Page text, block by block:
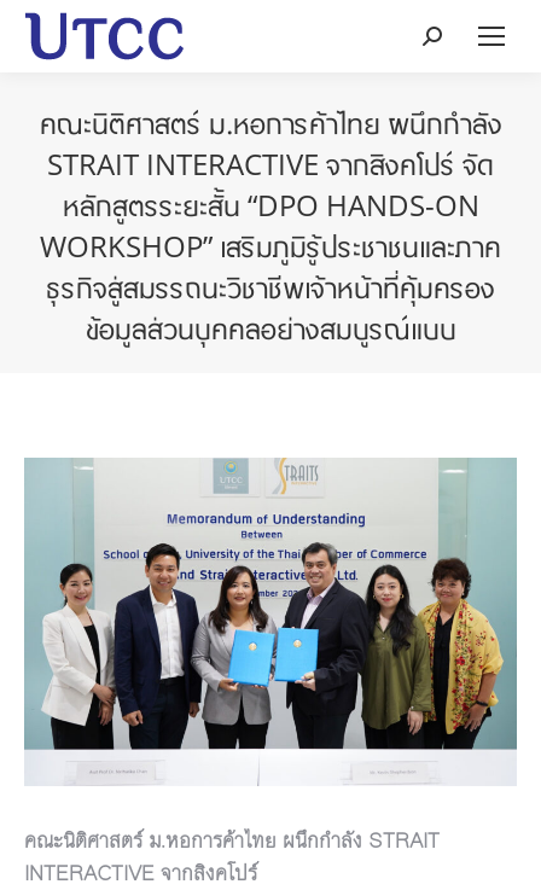
Search:
คณะนิติศาสตร์ ม.หอการค้าไทย ผนึกกำลัง
STRAIT INTERACTIVE จากสิงคโปร์ จัด
หลักสูตรระยะสั้น “DPO HANDS-ON
WORKSHOP” เสริมภูมิรู้ประชาชนและภาค
ธุรกิจสู่สมรรถนะวิชาชีพเจ้าหน้าที่คุ้มครอง
ข้อมูลส่วนบุคคลอย่างสมบูรณ์แบบ
คณะนิติศาสตร์ ม.หอการค้าไทย ผนึกกำลัง STRAIT
INTERACTIVEจากสิงคโปร์